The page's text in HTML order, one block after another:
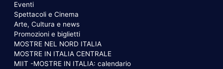
Eventi
Spettacoli e Cinema
Arte, Cultura e news
Promozioni e biglietti
MOSTRE NEL NORD ITALIA
MOSTRE IN ITALIA CENTRALE
MIIT -MOSTRE IN ITALIA: calendario